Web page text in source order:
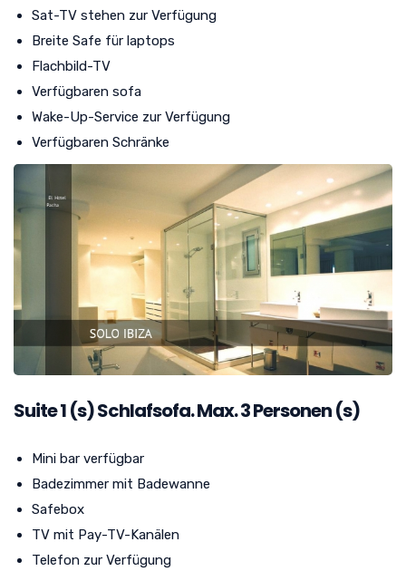
Sat-TV stehen zur Verfügung
Breite Safe für laptops
Flachbild-TV
Verfügbaren sofa
Wake-Up-Service zur Verfügung
Verfügbaren Schränke
Suite1(s) Schlafsofa. Max. 3 Personen (s)
Mini bar verfügbar
Badezimmer mit Badewanne
Safebox
TV mit Pay-TV-Kanälen
Telefon zur Verfügung